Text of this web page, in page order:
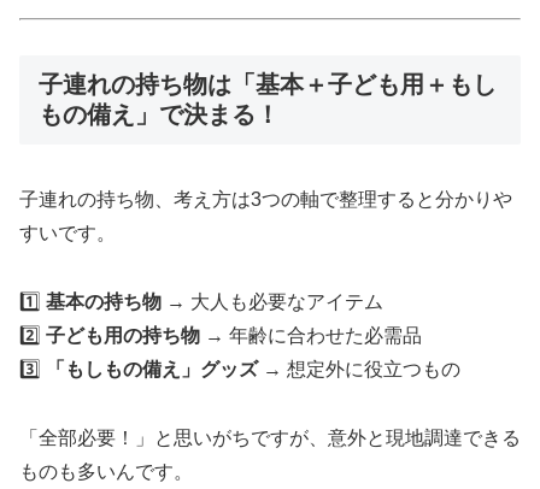
子連れの持ち物は「基本＋子ども用＋もし
もの備え」で決まる！
子連れの持ち物、考え方は3つの軸で整理すると分かりや
すいです。
1️⃣ 基本の持ち物 → 大人も必要なアイテム
2️⃣ 子ども用の持ち物 → 年齢に合わせた必需品
3️⃣
「もしもの備え」グッズ→ 想定外に役立つもの
「全部必要！」と思いがちですが、意外と現地調達できる
ものも多いんです。